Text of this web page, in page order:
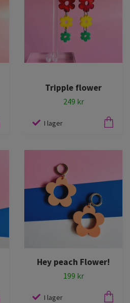
Tripple flower
249 kr
I lager
Hey peach Flower!
199 kr
I lager